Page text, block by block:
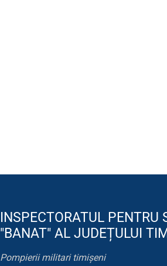
INSPECTORATUL
"BANAT" AL JUDEȚULUI
Pompierii militari timișeni